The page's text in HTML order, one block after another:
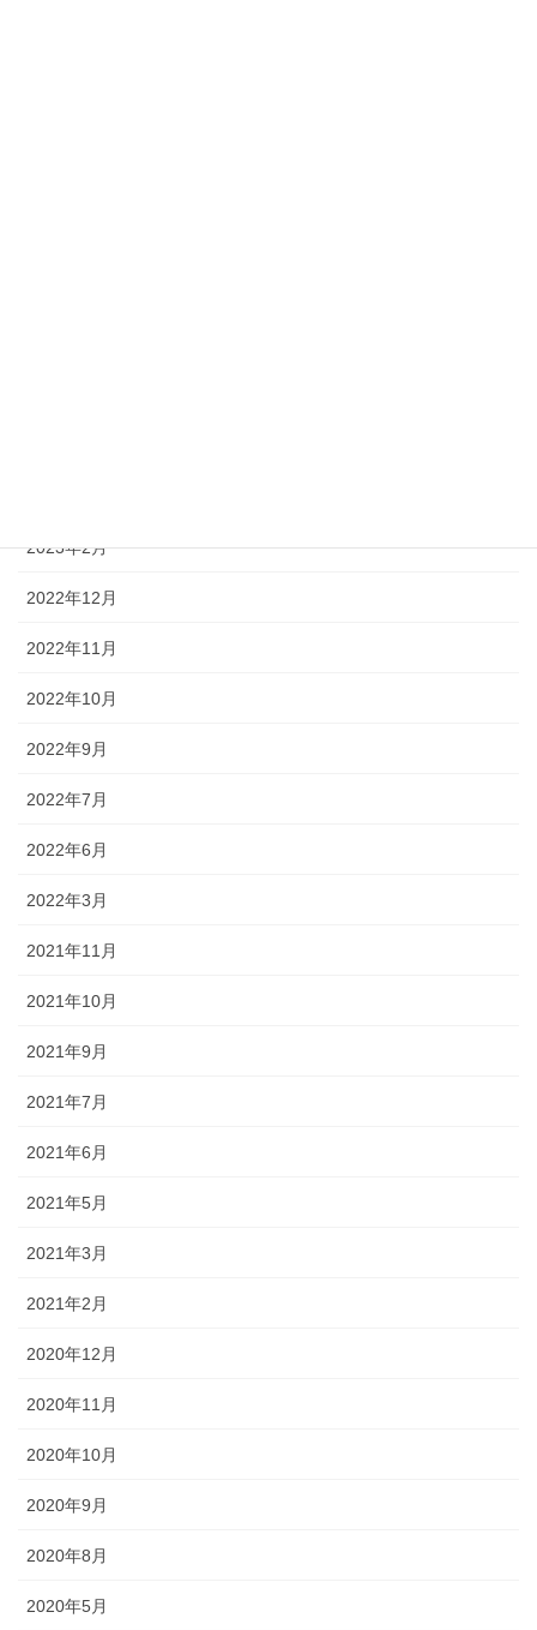
2023年2月
2022年12月
2022年11月
2022年10月
2022年9月
2022年7月
2022年6月
2022年3月
2021年11月
2021年10月
2021年9月
2021年7月
2021年6月
2021年5月
2021年3月
2021年2月
2020年12月
2020年11月
2020年10月
2020年9月
2020年8月
2020年5月